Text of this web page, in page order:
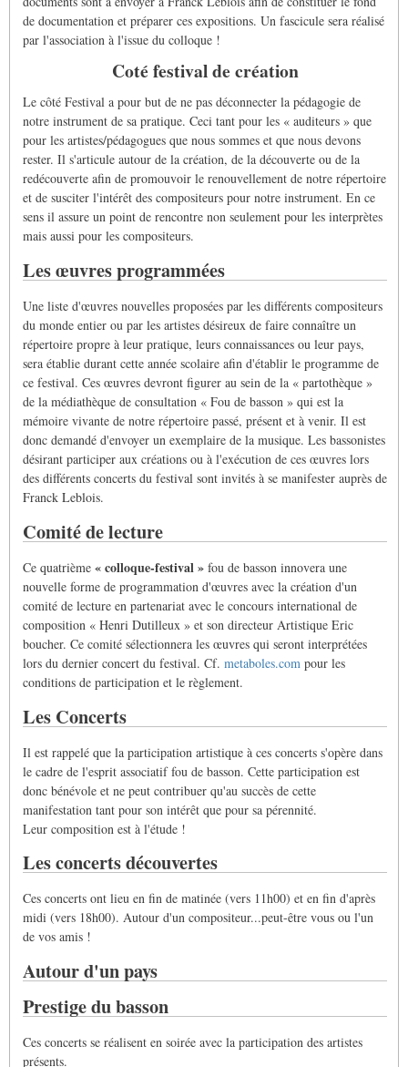
de documentation et préparer ces expositions. Un fascicule sera réalisé
par l'association à l'issue du colloque !
Coté festival de création
Le côté Festival a pour but de ne pas déconnecter la pédagogie de
notre instrument de sa pratique. Ceci tant pour les « auditeurs » que
pour les artistes/pédagogues que nous sommes et que nous devons
rester. Il s'articule autour de la création, de la découverte ou de la
redécouverte afin de promouvoir le renouvellement de notre répertoire
et de susciter l'intérêt des compositeurs pour notre instrument. En ce
sens il assure un point de rencontre non seulement pour les interprètes
mais aussi pour les compositeurs.
Les œuvres programmées
Une liste d'œuvres nouvelles proposées par les différents compositeurs
du monde entier ou par les artistes désireux de faire connaître un
répertoire propre à leur pratique, leurs connaissances ou leur pays,
sera établie durant cette année scolaire afin d'établir le programme de
ce festival. Ces œuvres devront figurer au sein de la « partothèque »
de la médiathèque de consultation « Fou de basson » qui est la
mémoire vivante de notre répertoire passé, présent et à venir. Il est
donc demandé d'envoyer un exemplaire de la musique. Les bassonistes
désirant participer aux créations ou à l'exécution de ces œuvres lors
des différents concerts du festival sont invités à se manifester auprès de
Franck Leblois.
Comité de lecture
Ce quatrième « colloque-festival » fou de basson innovera une
nouvelle forme de programmation d'œuvres avec la création d'un
comité de lecture en partenariat avec le concours international de
composition « Henri Dutilleux » et son directeur Artistique Eric
boucher. Ce comité sélectionnera les œuvres qui seront interprétées
lors du dernier concert du festival. Cf. metaboles.com pour les
conditions de participation et le règlement.
Les Concerts
Il est rappelé que la participation artistique à ces concerts s'opère dans
le cadre de l'esprit associatif fou de basson. Cette participation est
donc bénévole et ne peut contribuer qu'au succès de cette
manifestation tant pour son intérêt que pour sa pérennité.
Leur composition est à l'étude !
Les concerts découvertes
Ces concerts ont lieu en fin de matinée (vers 11h00) et en fin d'après
midi (vers 18h00). Autour d'un compositeur...peut-être vous ou l'un
de vos amis !
Autour d'un pays
Prestige du basson
Ces concerts se réalisent en soirée avec la participation des artistes
présents.